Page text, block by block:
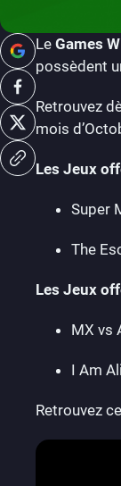
Le Games
possèdent
Retrouvez
mois
Les Jeux
Super
The
Les Jeux
MX vs
I Am
Retrouvez